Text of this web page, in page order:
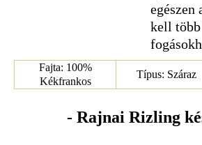
egészen
kell
Fajta: 100%
Kékfrankos
Típus: Száraz
- Rajnai Rizling